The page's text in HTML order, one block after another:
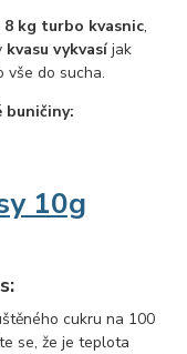
8 kg turbo kvasnic,
kvasu vykvasíjak
vše do sucha.
buničiny:
10g
cukru na 100
se, že je teplota